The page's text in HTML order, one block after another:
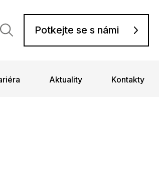
Potkejte se s námi
Aktuality Kontakty